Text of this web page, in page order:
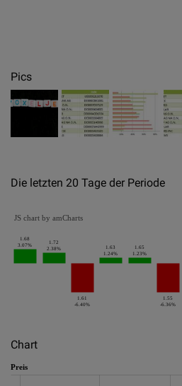
Pics
Die letzten 20 Tage der Periode
1.68
3.07%
1.72
2.38%
1.61
-6.40%
1.63
1.24%
1.65
1.23%
1.55
-6.36%
JS chart by amCharts
Chart
Preis